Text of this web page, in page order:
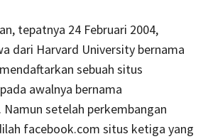
tepatnya 24 Februari 2004,
dari Harvard University bernama
sebuah situs
awalnya bernama
setelah perkembangan
facebook.com situs ketiga yang